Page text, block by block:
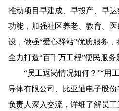
推动项目早建成、早投产、早
功能，加强社区养老、教育、
设，做强“爱心驿站”优质服务，
全力打造“百千万工程”便民服务
“员工返岗情况如何？”“用工
导体有限公司、比亚迪电子股
负责人深入交流，详细了解员